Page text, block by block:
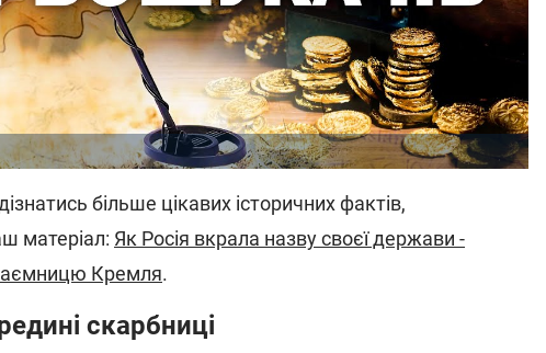
більше цікавих історичних фактів,
матеріал: Як Росія вкрала назву своєї держави -
Кремля.
скарбниці